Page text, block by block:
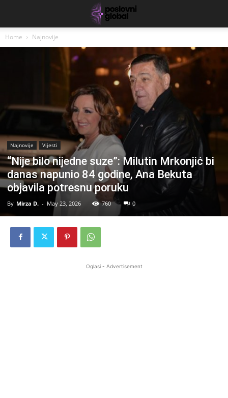
Home Najnovije
Najnovije Vijesti
“Nije bilo nijedne suze”: Milutin Mrkonjić bi
danas napunio 84 godine, Ana Bekuta
objavila potresnu poruku
By Mirza D. - May 23, 2026 760 0
Oglasi - Advertisement